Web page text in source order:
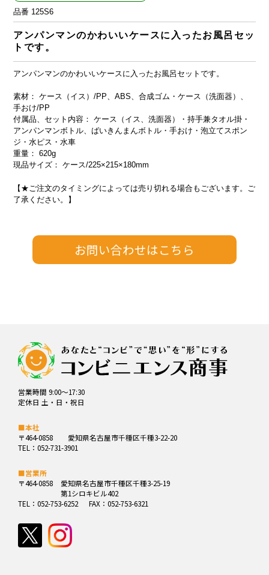
品番 125S6
アンパンマンのかわいいケースに入ったお風呂セッ
トです。
アンパンマンのかわいいケースに入ったお風呂セットです。
素材： ケース（イス）/PP、ABS、合成ゴム・ケース（洗面器）、
手おけ/PP
付属品、セット内容： ケース（イス、洗面器）・持手兼タオル掛・
アンパンマンボトル、ばいきんまんボトル・手おけ・泡立てスポン
ジ・水ピス・水車
重量： 620g
現品サイズ： ケース/225×215×180mm
【★ご注文のタイミングによっては売り切れる場合もございます。ご
了承ください。】
営業時間 9:00～17:30
定休日 土・日・祝日
■本社
〒464-0858
愛知県名古屋市千種区千種3-22-20
TEL：052-731-3901
■営業所
〒464-0858
愛知県名古屋市千種区千種3-25-19
第1シロキビル402
TEL：052-753-6252
FAX：052-753-6321